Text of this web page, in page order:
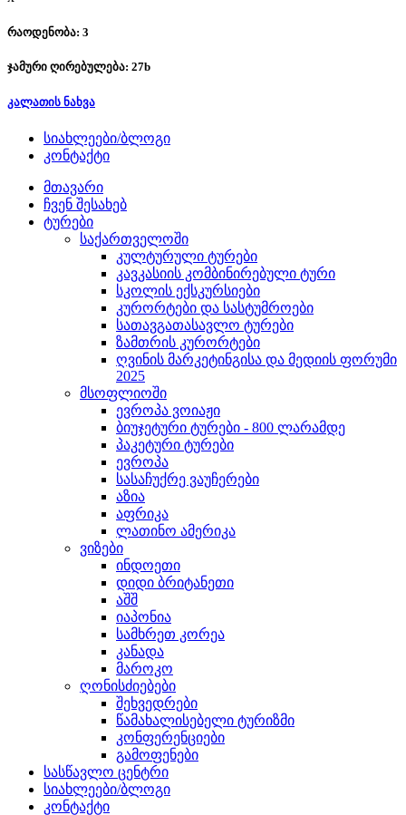
რაოდენობა: 3
ჯამური ღირებულება: 27b
კალათის ნახვა
სიახლეები/ბლოგი
კონტაქტი
მთავარი
ჩვენ შესახებ
ტურები
საქართველოში
კულტურული ტურები
კავკასიის კომბინირებული ტური
სკოლის ექსკურსიები
კურორტები და სასტუმროები
სათავგათასავლო ტურები
ზამთრის კურორტები
ღვინის მარკეტინგისა და მედიის ფორუმი
2025
მსოფლიოში
ევროპა ვოიაჟი
ბიუჯეტური ტურები - 800 ლარამდე
პაკეტური ტურები
ევროპა
სასაჩუქრე ვაუჩერები
აზია
აფრიკა
ლათინო ამერიკა
ვიზები
ინდოეთი
დიდი ბრიტანეთი
აშშ
იაპონია
სამხრეთ კორეა
კანადა
მაროკო
ღონისძიებები
შეხვედრები
წამახალისებელი ტურიზმი
კონფერენციები
გამოფენები
სასწავლო ცენტრი
სიახლეები/ბლოგი
კონტაქტი